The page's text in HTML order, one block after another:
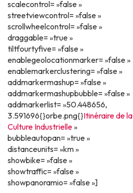
scalecontrol= »false »
streetviewcontrol= »false »
scrollwheelcontrol= »false »
draggable= »true »
tiltfourtyfive= »false »
enablegeolocationmarker= »false »
enablemarkerclustering= »false »
addmarkermashup= »false »
addmarkermashupbubble= »false »
addmarkerlist= »50.448656,
3.591696{}orbe.png{}Itinéraire de la
Culture Industrielle»
bubbleautopan= »true »
distanceunits= »km »
showbike= »false »
showtraffic= »false »
showpanoramio= »false »]